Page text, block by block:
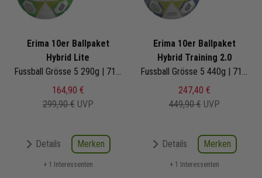
Erima 10er Ballpaket
Hybrid Lite
164,90 €
299,90 € UVP
Details Merken
+ 1 Interessenten
Erima 10er Ballpaket
Hybrid Training 2.0
247,40 €
449,90 € UVP
Details Merken
+ 1 Interessenten